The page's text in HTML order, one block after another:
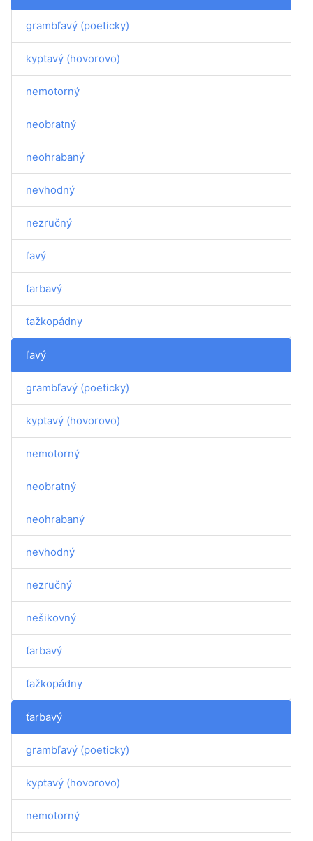
grambľavý (poeticky)
kyptavý (hovorovo)
nemotorný
neobratný
neohrabaný
nevhodný
nezručný
ľavý
ťarbavý
ťažkopádny
ľavý
grambľavý (poeticky)
kyptavý (hovorovo)
nemotorný
neobratný
neohrabaný
nevhodný
nezručný
nešikovný
ťarbavý
ťažkopádny
ťarbavý
grambľavý (poeticky)
kyptavý (hovorovo)
nemotorný